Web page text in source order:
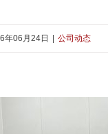
年06月24日 | 公司动态